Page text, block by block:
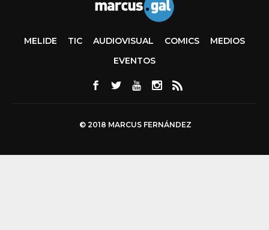
MELIDE TIC AUDIOVISUAL COMICS
MEDIOS
EVENTOS
© 2018 MARCUS FERNÁNDEZ